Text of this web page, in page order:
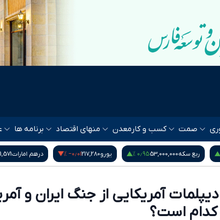
صمت کسب و کار معدن منهای اقتصاد برنامه ها
ربع سکه53,000,000۰٫۹۵ % یورو217,280‎−۰٫۰۱ % درهم امارات
آمریکایی از جنگ ایران و
کدام است؟